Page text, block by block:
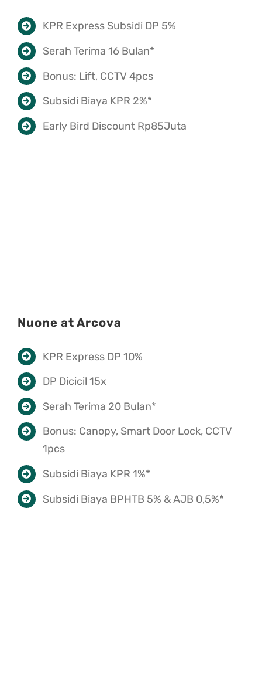
KPR Express Subsidi DP 5%
Serah Terima 16 Bulan*
Bonus: Lift, CCTV 4pcs
Subsidi Biaya KPR 2%*
Early Bird Discount Rp85Juta
Nuone at Arcova
KPR Express DP 10%
DP Dicicil 15x
Serah Terima 20 Bulan*
Bonus: Canopy, Smart Door Lock, CCTV
1pcs
Subsidi Biaya KPR 1%*
Subsidi Biaya BPHTB 5% & AJB 0,5%*